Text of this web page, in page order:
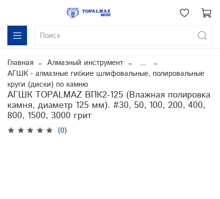
Главная Алмазный инструмент
...
АГШК - алмазные гибкие шлифовальные, полировальные
круги (диски) по камню
АГШК TOPALMAZ ВПК2-125 (Влажная полировка
камня, диаметр 125 мм). #30, 50, 100, 200, 400,
800, 1500, 3000 грит
(0)